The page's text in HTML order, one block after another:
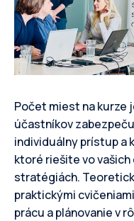
Počet miest na kurze
účastníkov
individuálny prístup a
ktoré riešite vo
stratégiách.
praktickými
prácu a plánovanie v